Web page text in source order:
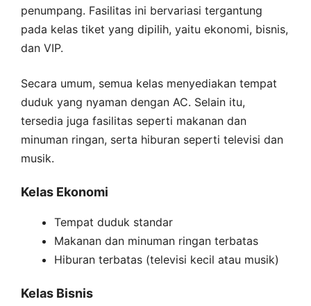
penumpang. Fasilitas ini bervariasi tergantung
pada kelas tiket yang dipilih, yaitu ekonomi, bisnis,
dan VIP.
Secara umum, semua kelas menyediakan tempat
duduk yang nyaman dengan AC. Selain itu,
tersedia juga fasilitas seperti makanan dan
minuman ringan, serta hiburan seperti televisi dan
musik.
Kelas Ekonomi
Tempat duduk standar
Makanan dan minuman ringan terbatas
Hiburan terbatas (televisi kecil atau musik)
Kelas Bisnis